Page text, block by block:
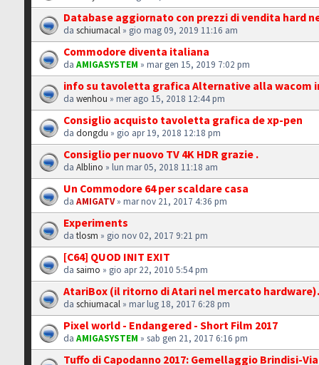
Database aggiornato con prezzi di vendita hard
daschiumacal » gio mag 09, 2019 11:16 am
Commodore diventa italiana
daAMIGASYSTEM » mar gen 15, 2019 7:02 pm
info su tavoletta grafica Alternative alla wacom
dawenhou » mer ago 15, 2018 12:44 pm
Consiglio acquisto tavoletta grafica de xp-pen
dadongdu » gio apr 19, 2018 12:18 pm
Consiglio per nuovo TV 4K HDR grazie .
daAlblino » lun mar 05, 2018 11:18 am
Un Commodore 64 per scaldare casa
daAMIGATV» mar nov 21, 2017 4:36 pm
Experiments
datlosm » gio nov 02, 2017 9:21 pm
[C64] QUOD INIT EXIT
dasaimo » gio apr 22, 2010 5:54 pm
AtariBox (il ritorno di Atari nel mercato
daschiumacal » mar lug 18, 2017 6:28 pm
Pixel world - Endangered - Short Film 2017
daAMIGASYSTEM » sab gen 21, 2017 6:16 pm
Tuffo di Capodanno 2017: Gemellaggio Brindisi-